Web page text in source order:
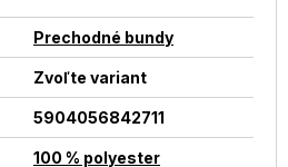
Prechodné bundy
Zvoľte variant
5904056842711
100 % polyester